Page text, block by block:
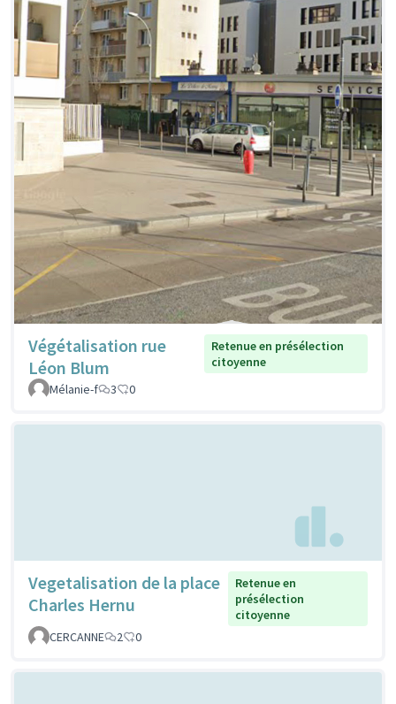
Végétalisation rue
Léon Blum
Retenue en présélection
citoyenne
Mélanie-f
3 0
Vegetalisation de la place
Charles Hernu
Retenue en
présélection
citoyenne
CERCANNE
2 0